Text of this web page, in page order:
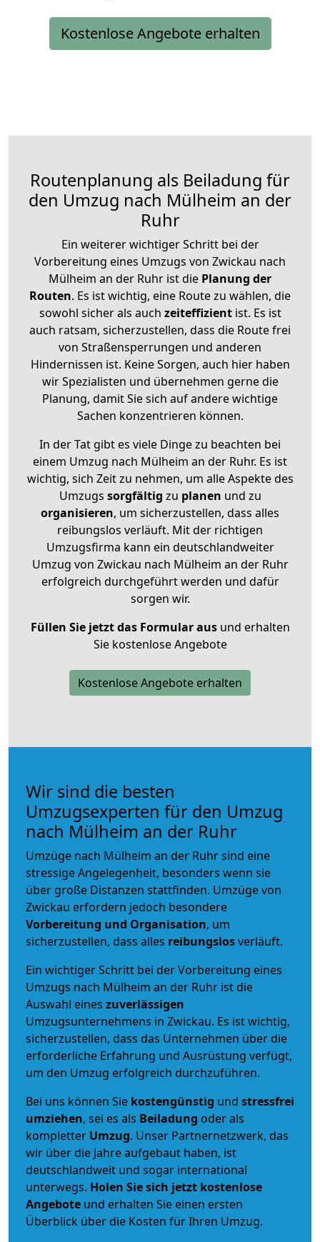
Kostenlose Angebote erhalten
Routenplanung als Beiladung für
den Umzug nach Mülheim an der
Ruhr
Ein weiterer wichtiger Schritt bei der
Vorbereitung eines Umzugs von Zwickau nach
Mülheim an der Ruhr ist die Planung der
Routen. Es ist wichtig, eine Route zu wählen, die
sowohl sicher als auch zeiteffizientist. Es ist
auch ratsam, sicherzustellen, dass die Route frei
von Straßensperrungen und anderen
Hindernissen ist. Keine Sorgen, auch hier haben
wir Spezialisten und übernehmen gerne die
Planung, damit Sie sich auf andere wichtige
Sachen konzentrieren können.
In der Tat gibt es viele Dinge zu beachten bei
einem Umzug nach Mülheim an der Ruhr. Es ist
wichtig, sich Zeit zu nehmen, um alle Aspekte des
Umzugs sorgfältig zu planen und zu
organisieren, um sicherzustellen, dass alles
reibungslos verläuft. Mit der richtigen
Umzugsfirma kann ein deutschlandweiter
Umzug von Zwickau nach Mülheim an der Ruhr
erfolgreich durchgeführt werden und dafür
sorgen wir.
Füllen Sie jetzt das Formular ausund erhalten
Sie kostenlose Angebote
Kostenlose Angebote erhalten
Wir sind die besten
Umzugsexperten für den Umzug
nach Mülheim an der Ruhr
Umzüge nach Mülheim an der Ruhr sind eine
stressige Angelegenheit, besonders wenn sie
über große Distanzen stattfinden. Umzüge von
Zwickau erfordern jedoch besondere
Vorbereitung und Organisation, um
sicherzustellen, dass alles reibungslosverläuft.
Ein wichtiger Schritt bei der Vorbereitung eines
Umzugs nach Mülheim an der Ruhr ist die
Auswahl eines zuverlässigen
Umzugsunternehmens in Zwickau. Es ist wichtig,
sicherzustellen, dass das Unternehmen über die
erforderliche Erfahrung und Ausrüstung verfügt,
um den Umzug erfolgreich durchzuführen.
Bei uns können Sie kostengünstig und stressfrei
umziehen, sei es als Beiladung oder als
kompletter Umzug. Unser Partnernetzwerk, das
wir über die Jahre aufgebaut haben, ist
deutschlandweit und sogar international
unterwegs. Holen Sie sich jetzt kostenlose
Angebote und erhalten Sie einen ersten
Überblick über die Kosten für Ihren Umzug.